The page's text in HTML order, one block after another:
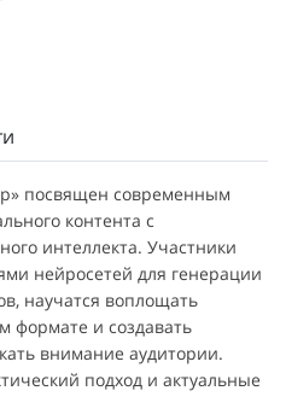
посвящен современным
контента с
интеллекта. Участники
нейросетей для генерации
научатся воплощать
формате и создавать
внимание аудитории.
подход и актуальные